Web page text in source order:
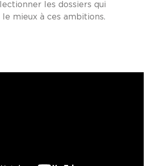
les dossiers qui
mieux à ces ambitions.